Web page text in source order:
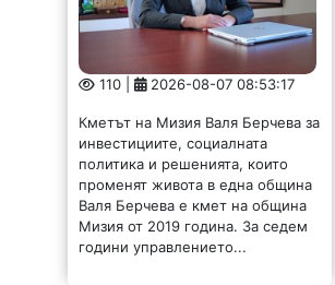
110 | 2026-08-07 08:53:17
Кметът на Мизия Валя Берчева за
инвестициите, социалната
политика и решенията, които
променят живота в една община
Валя Берчева е кмет на община
Мизия от 2019 година. За седем
години управлението...